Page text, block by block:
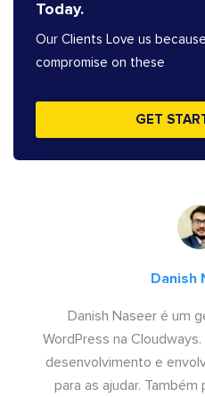
Today.
Our Clients Love us
compromise on these
GET
Danish
Danish Naseer é um
WordPress na
desenvolvimento e
para as ajudar.